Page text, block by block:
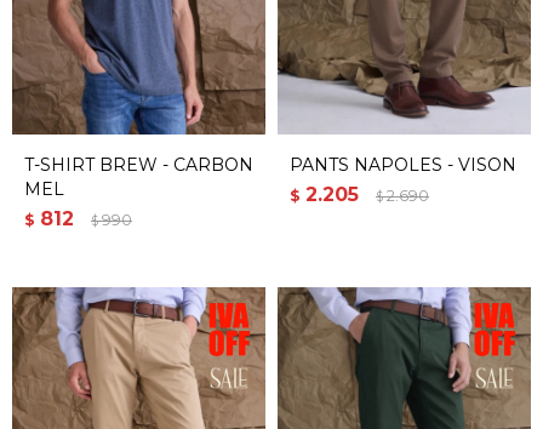
T-SHIRT BREW - CARBON
MEL
$ 812 $ 990
PANTS NAPOLES - VISON
$ 2.205 $ 2.690